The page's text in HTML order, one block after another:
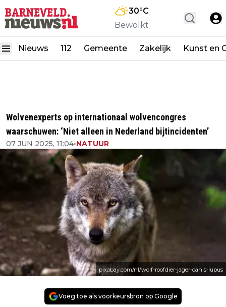
30°C
Bewolkt
Nieuws 112 Gemeente Zakelijk Kunst en
Wolvenexperts op internationaal wolvencongres
waarschuwen: ‘Niet alleen in Nederland bijtincidenten’
07 JUN 2025, 11:04•NATUUR
pixabay.com/nl/wolf-roofdier-jager-canis-lupus
Voeg toe als voorkeursbron op Google